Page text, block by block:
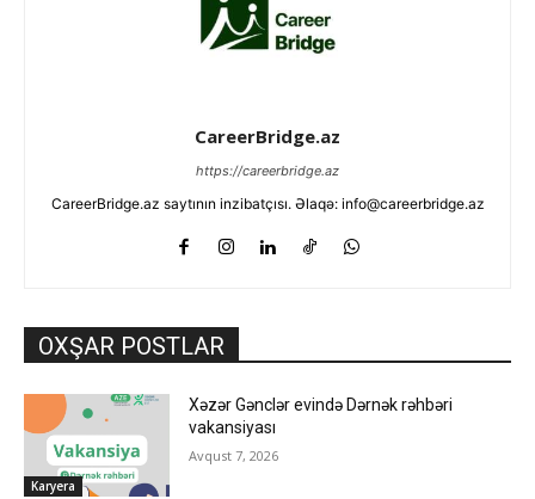
CareerBridge.az
https://careerbridge.az
CareerBridge.az saytının inzibatçısı. Əlaqə: info@careerbridge.az
OXŞAR POSTLAR
Karyera
Xəzər Gənclər evində Dərnək rəhbəri
vakansiyası
Avqust 7, 2026